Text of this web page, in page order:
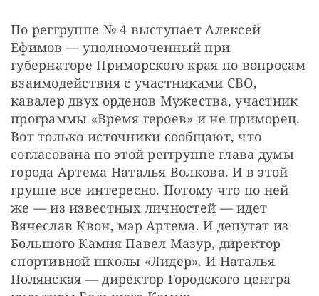
По реггруппе № 4 выступает Алексей
Ефимов — уполномоченный при
губернаторе Приморского края по вопросам
взаимодействия с участниками СВО,
кавалер двух орденов Мужества, участник
программы «Время героев» и не приморец.
Вот только источники сообщают, что
согласована по этой реггруппе глава думы
города Артема Наталья Волкова. И в этой
группе все интересно. Потому что по ней
же — из известных личностей — идет
Вячеслав Квон, мэр Артема. И депутат из
Большого Камня Павел Мазур, директор
спортивной школы «Лидер». И Наталья
Полянская — директор Городского центра